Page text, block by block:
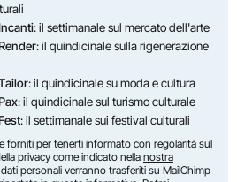
: il settimanale sul mercato dell'arte
: il quindicinale sulla rigenerazione
: il quindicinale su moda e cultura
: il quindicinale sul turismo culturale
: il settimanale sui festival culturali
forniti per tenerti informato con regolarità sul
privacy come indicato nella nostra
personali verranno trasferiti su MailChimp